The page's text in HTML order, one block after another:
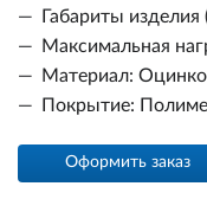
Габариты
Максимальная
Материал:
Покрытие:
Оформить заказ